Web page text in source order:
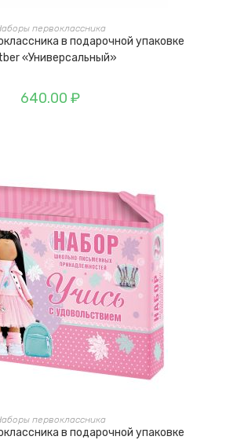
первоклассника
в подарочной упаковке
«Универсальный»
640.00 ₽
первоклассника
в подарочной упаковке